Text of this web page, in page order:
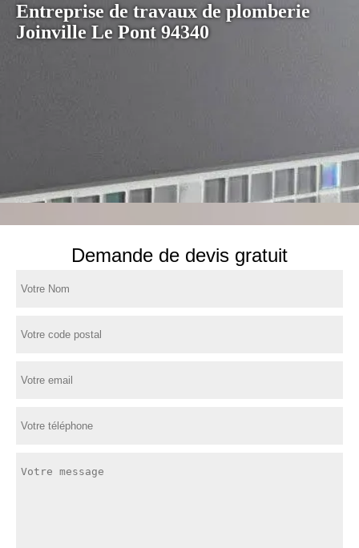
Entreprise de travaux de plomberie
Joinville Le Pont 94340
Demande de devis gratuit